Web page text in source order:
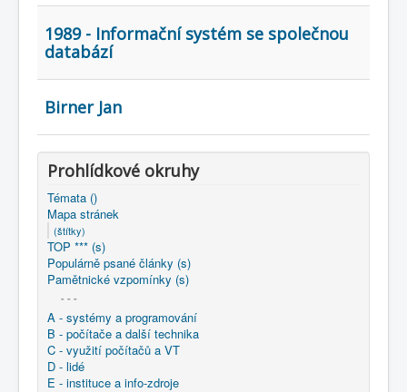
Současnost SW a IT
KNIHOVNA
O nás
Úvod
1989 - Informační systém se společnou
databází
Birner Jan
Prohlídkové okruhy
Témata ()
Mapa stránek
(štítky)
TOP *** (s)
Populárně psané články (s)
Pamětnické vzpomínky (s)
- - -
A - systémy a programování
B - počítače a další technika
C - využití počítačů a VT
D - lidé
E - instituce a info-zdroje